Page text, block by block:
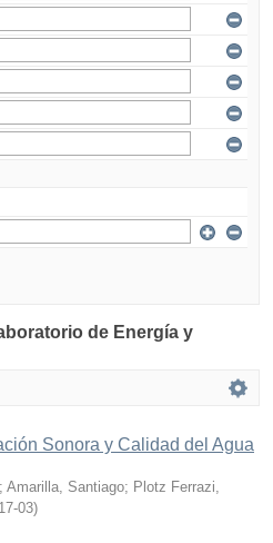
de Energía y
Sonora y Calidad del Agua
; Amarilla, Santiago; Plotz Ferrazi,
03)